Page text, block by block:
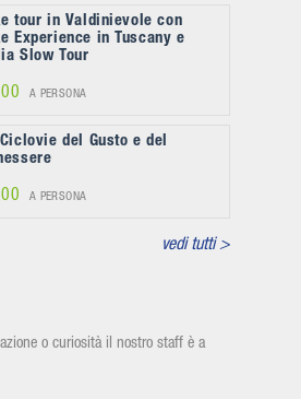
tour in Valdinievole con
Experience in Tuscany e
Slow Tour
A PERSONA
del Gusto e del
A PERSONA
vedi tutti >
o curiosità il nostro staff è a